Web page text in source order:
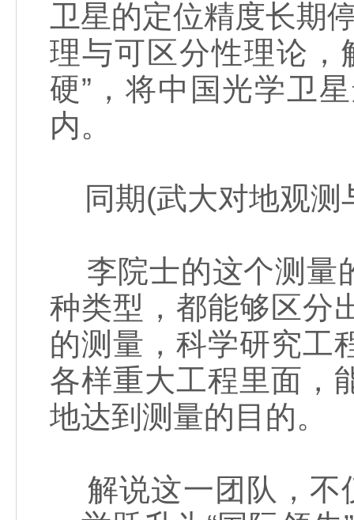
卫星的定位精度长期
理与可区分性理论，
硬”，将中国光学卫
内。
同期(武大对地观测
李院士的这个测量
种类型，都能够区分
的测量，科学研究工
各样重大工程里面，
地达到测量的目的。
解说这一团队，不